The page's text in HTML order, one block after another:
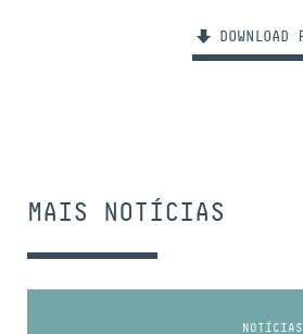
DOWNLOAD
MAIS NOTÍCIAS